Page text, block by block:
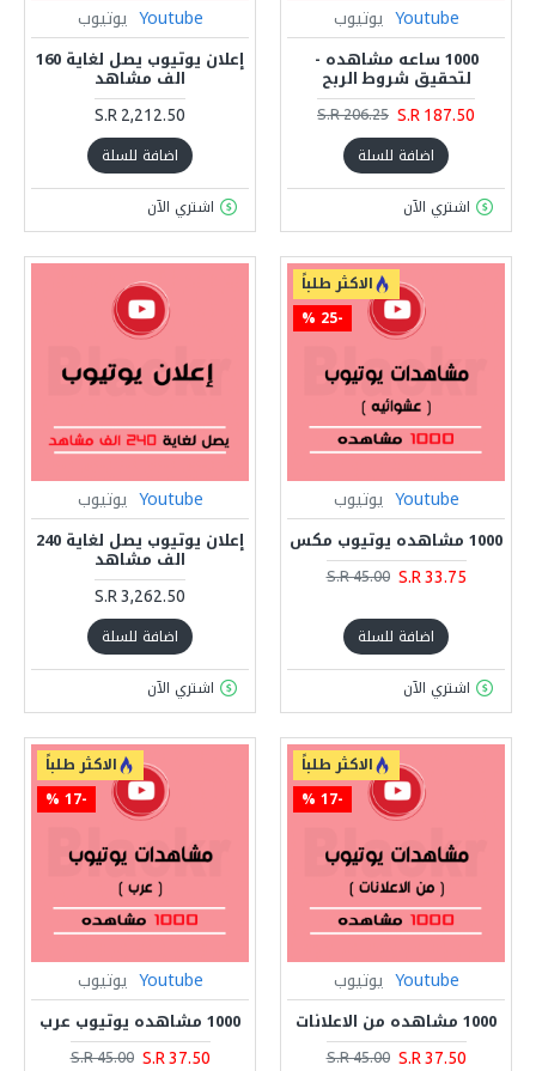
Youtube يوتيوب
1000 ساعه مشاهده -
لتحقيق شروط الربح
S.R 187.50
S.R 206.25
اضافة للسلة
اشتري الآن
Youtube يوتيوب
إعلان يوتيوب يصل لغاية 160
الف مشاهد
S.R 2,212.50
اضافة للسلة
اشتري الآن
الاكثر طلباً
-25 %
Youtube يوتيوب
1000 مشاهده يوتيوب مكس
S.R 33.75
S.R 45.00
اضافة للسلة
اشتري الآن
Youtube يوتيوب
إعلان يوتيوب يصل لغاية 240
الف مشاهد
S.R 3,262.50
اضافة للسلة
اشتري الآن
الاكثر طلباً
-17 %
Youtube يوتيوب
1000 مشاهده من الاعلانات
S.R 37.50
S.R 45.00
الاكثر طلباً
-17 %
Youtube يوتيوب
1000 مشاهده يوتيوب عرب
S.R 37.50
S.R 45.00